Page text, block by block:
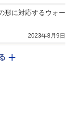
形に対応するウォー
2023年8月9日